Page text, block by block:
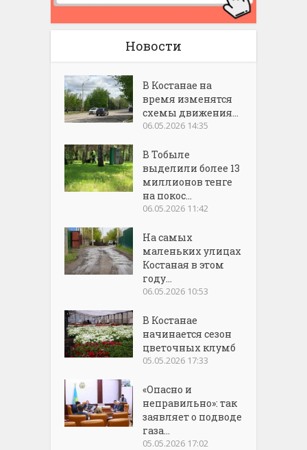
Новости
В Костанае на
время изменятся
схемы движения...
06.05.2026 14:35
В Тобыле
выделили более 13
миллионов тенге
на покос...
06.05.2026 11:42
На самых
маленьких улицах
Костаная в этом
году...
06.05.2026 10:53
В Костанае
начинается сезон
цветочных клумб
05.05.2026 17:33
«Опасно и
неправильно»: так
заявляет о подводе
газа...
05.05.2026 17:02